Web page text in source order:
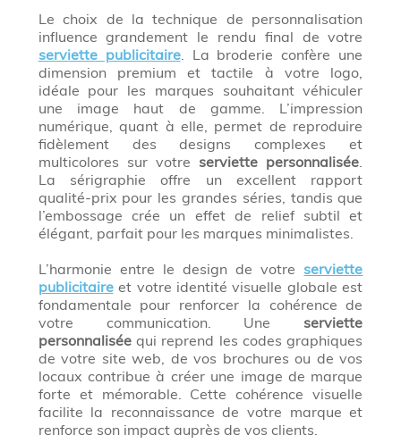
Le choix de la technique de personnalisation
influence grandement le rendu final de votre
serviette publicitaire. La broderie confère une
dimension premium et tactile à votre logo,
idéale pour les marques souhaitant véhiculer
une image haut de gamme. L’impression
numérique, quant à elle, permet de reproduire
fidèlement des designs complexes et
multicolores sur votre serviette personnalisée.
La sérigraphie offre un excellent rapport
qualité-prix pour les grandes séries, tandis que
l’embossage crée un effet de relief subtil et
élégant, parfait pour les marques minimalistes.
L’harmonie entre le design de votreserviette
publicitaireet votre identité visuelle globale est
fondamentale pour renforcer la cohérence de
votre communication. Une serviette
personnaliséequi reprend les codes graphiques
de votre site web, de vos brochures ou de vos
locaux contribue à créer une image de marque
forte et mémorable. Cette cohérence visuelle
facilite la reconnaissance de votre marque et
renforce son impact auprès de vos clients.